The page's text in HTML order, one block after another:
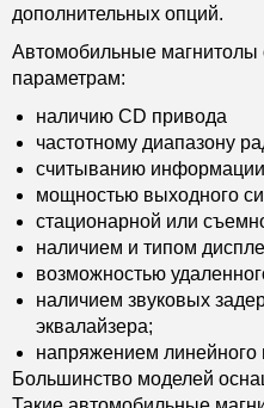
дополнительных опций.
Автомобильные магнитолы
параметрам:
наличию CD привода
частотному диапазону
считыванию
мощностью выходного
стационарной или
наличием и типом
возможностью
наличием звуковых
эквалайзера;
напряжением линейного
Большинство моделей